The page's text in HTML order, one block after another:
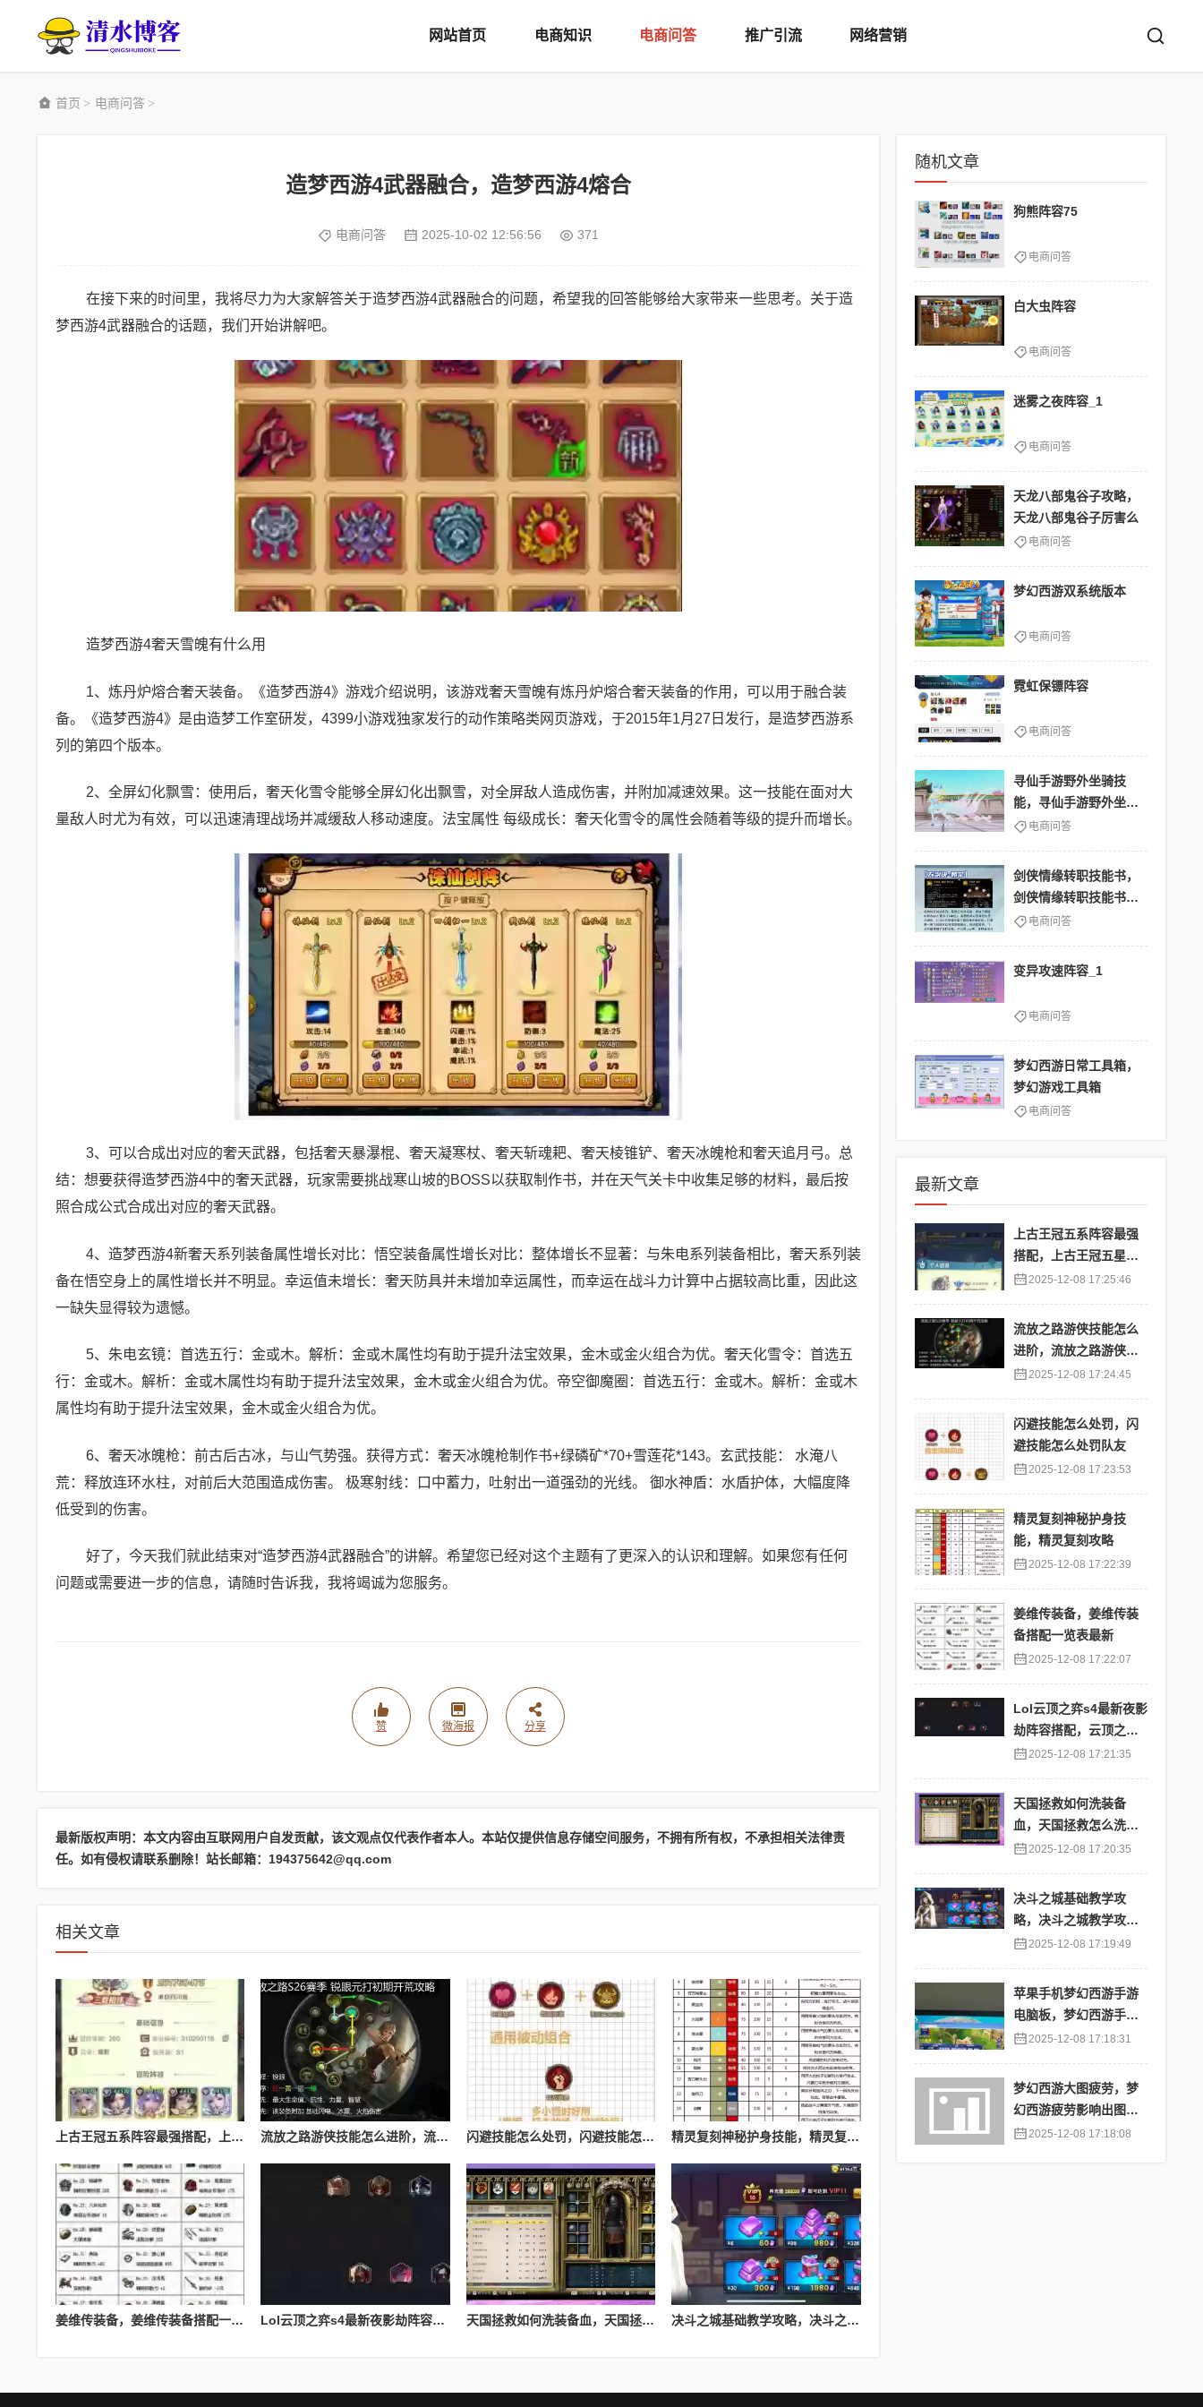
网站首页 电商知识 电商问答 推广引流 网络营销
首页 > 电商问答 >
造梦西游4武器融合，造梦西游4熔合
电商问答 2025-10-02 12:56:56 371
在接下来的时间里，我将尽力为大家解答关于造梦西游4武器融合的问题，希望我的回答能够给大家带来一些思考。关于造
梦西游4武器融合的话题，我们开始讲解吧。
造梦西游4奢天雪魄有什么用
1、炼丹炉熔合奢天装备。《造梦西游4》游戏介绍说明，该游戏奢天雪魄有炼丹炉熔合奢天装备的作用，可以用于融合装
备。《造梦西游4》是由造梦工作室研发，4399小游戏独家发行的动作策略类网页游戏，于2015年1月27日发行，是造梦西游系
列的第四个版本。
2、全屏幻化飘雪：使用后，奢天化雪令能够全屏幻化出飘雪，对全屏敌人造成伤害，并附加减速效果。这一技能在面对大
量敌人时尤为有效，可以迅速清理战场并减缓敌人移动速度。法宝属性 每级成长：奢天化雪令的属性会随着等级的提升而增长。
3、可以合成出对应的奢天武器，包括奢天暴瀑棍、奢天凝寒杖、奢天斩魂耙、奢天棱锥铲、奢天冰魄枪和奢天追月弓。总
结：想要获得造梦西游4中的奢天武器，玩家需要挑战寒山坡的BOSS以获取制作书，并在天气关卡中收集足够的材料，最后按
照合成公式合成出对应的奢天武器。
4、造梦西游4新奢天系列装备属性增长对比：悟空装备属性增长对比：整体增长不显著：与朱电系列装备相比，奢天系列装
备在悟空身上的属性增长并不明显。幸运值未增长：奢天防具并未增加幸运属性，而幸运在战斗力计算中占据较高比重，因此这
一缺失显得较为遗憾。
5、朱电玄镜：首选五行：金或木。解析：金或木属性均有助于提升法宝效果，金木或金火组合为优。奢天化雪令：首选五
行：金或木。解析：金或木属性均有助于提升法宝效果，金木或金火组合为优。帝空御魔圈：首选五行：金或木。解析：金或木
属性均有助于提升法宝效果，金木或金火组合为优。
6、奢天冰魄枪：前古后古冰，与山气势强。获得方式：奢天冰魄枪制作书+绿磷矿*70+雪莲花*143。玄武技能： 水淹八
荒：释放连环水柱，对前后大范围造成伤害。 极寒射线：口中蓄力，吐射出一道强劲的光线。 御水神盾：水盾护体，大幅度降
低受到的伤害。
好了，今天我们就此结束对“造梦西游4武器融合”的讲解。希望您已经对这个主题有了更深入的认识和理解。如果您有任何
问题或需要进一步的信息，请随时告诉我，我将竭诚为您服务。
赞 微海报 分享
最新版权声明：本文内容由互联网用户自发贡献，该文观点仅代表作者本人。本站仅提供信息存储空间服务，不拥有所有权，不承担相关法律责
任。如有侵权请联系删除！站长邮箱：194375642@qq.com
相关文章
上古王冠五系阵容最强搭配，上古王冠五星排行 流放之路游侠技能怎么进阶，流放之路游侠技能怎么进阶的 闪避技能怎么处罚，闪避技能怎么处罚队友 精灵复刻神秘护身技能，精灵复刻攻略
姜维传装备，姜维传装备搭配一览表最新 Lol云顶之弈s4最新夜影劫阵容搭配，云顶之奕夜影劫阵容 天国拯救如何洗装备血，天国拯救怎么洗衣服 决斗之城基础教学攻略，决斗之城教学攻略2111
随机文章
狗熊阵容75
电商问答
白大虫阵容
电商问答
迷雾之夜阵容_1
电商问答
天龙八部鬼谷子攻略，
天龙八部鬼谷子厉害么
电商问答
梦幻西游双系统版本
电商问答
霓虹保镖阵容
电商问答
寻仙手游野外坐骑技
能，寻仙手游野外坐骑
技能怎么用
电商问答
剑侠情缘转职技能书，
剑侠情缘转职技能书怎
么用电商问答
变异攻速阵容_1
电商问答
梦幻西游日常工具箱，
梦幻游戏工具箱
电商问答
最新文章
上古王冠五系阵容最强
搭配，上古王冠五星排
行 2025-12-08 17:25:46
流放之路游侠技能怎么
进阶，流放之路游侠技
能怎么进阶的
2025-12-08 17:24:45
闪避技能怎么处罚，闪
避技能怎么处罚队友
2025-12-08 17:23:53
精灵复刻神秘护身技
能，精灵复刻攻略
2025-12-08 17:22:39
姜维传装备，姜维传装
备搭配一览表最新
2025-12-08 17:22:07
Lol云顶之弈s4最新夜影
劫阵容搭配，云顶之奕
夜影劫阵容
2025-12-08 17:21:35
天国拯救如何洗装备
血，天国拯救怎么洗衣
服 2025-12-08 17:20:35
决斗之城基础教学攻
略，决斗之城教学攻略2
1112025-12-08 17:19:49
苹果手机梦幻西游手游
电脑板，梦幻西游手游
苹果端怎么在电脑上登
2025-12-08 17:18:31
梦幻西游大图疲劳，梦
幻西游疲劳影响出图率
吗 2025-12-08 17:18:08